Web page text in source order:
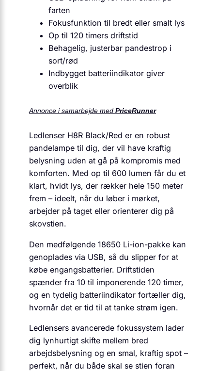
farten
Fokusfunktion til bredt eller smalt lys
Op til 120 timers driftstid
Behagelig, justerbar pandestrop i
sort/rød
Indbygget batteriindikator giver
overblik
Annonce i samarbejde med PriceRunner
Ledlenser H8R Black/Red er en robust
pandelampe til dig, der vil have kraftig
belysning uden at gå på kompromis med
komforten. Med op til 600 lumen får du et
klart, hvidt lys, der rækker hele 150 meter
frem – ideelt, når du løber i mørket,
arbejder på taget eller orienterer dig på
skovstien.
Den medfølgende 18650 Li-ion-pakke kan
genoplades via USB, så du slipper for at
købe engangsbatterier. Driftstiden
spænder fra 10 til imponerende 120 timer,
og en tydelig batteriindikator fortæller dig,
hvornår det er tid til at tanke strøm igen.
Ledlensers avancerede fokus­system lader
dig lynhurtigt skifte mellem bred
arbejdsbelysning og en smal, kraftig spot –
perfekt, når du både skal se stien foran